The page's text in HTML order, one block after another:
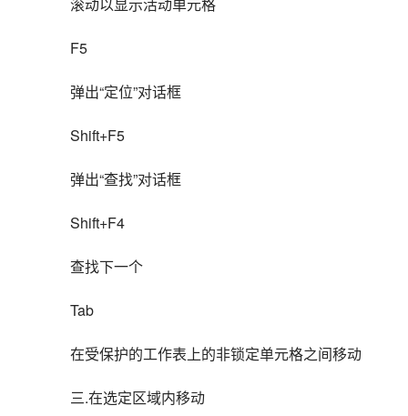
F5
弹出“定位”对话框
Shift+F5
弹出“查找”对话框
Shift+F4
查找下一个
Tab
在受保护的工作表上的非锁定单元格之间移动
三.在选定区域内移动